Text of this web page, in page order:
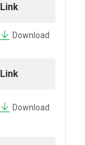
Link
Download
Link
Download